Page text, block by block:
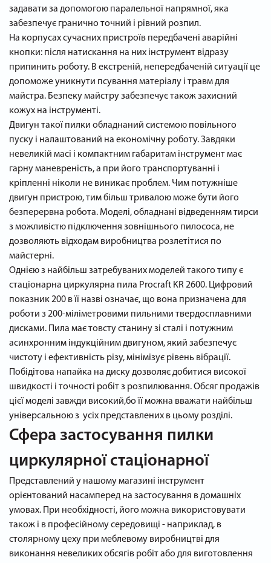
задавати за допомогою паралельної напрямної, яка
забезпечує гранично точний і рівний розпил.
На корпусах сучасних пристроїв передбачені аварійні
кнопки: після натискання на них інструмент відразу
припинить роботу. В екстреній, непередбаченій ситуації це
допоможе уникнути псування матеріалу і травм для
майстра. Безпеку майстру забезпечує також захисний
кожух на інструменті.
Двигун такої пилки обладнаний системою повільного
пуску і налаштований на економічну роботу. Завдяки
невеликій масі і компактним габаритам інструмент має
гарну маневреність, а при його транспортуванні і
кріпленні ніколи не виникає проблем. Чим потужніше
двигун пристрою, тим більш тривалою може бути його
безперервна робота. Моделі, обладнані відведенням тирси
з можливістю підключення зовнішнього пилососа, не
дозволяють відходам виробництва розлетітися по
майстерні.
Однією з найбільш затребуваних моделей такого типу є
стаціонарна циркулярна пила Procraft KR 2600. Цифровий
показник 200 в її назві означає, що вона призначена для
роботи з 200-міліметровими пильними твердосплавними
дисками. Пила має товсту станину зі сталі і потужним
асинхронним індукційним двигуном, який забезпечує
чистоту і ефективність різу, мінімізує рівень вібрації.
Побідітова напайка на диску дозволяє добитися високої
швидкості і точності робіт з розпилювання. Обсяг продажів
цієї моделі завжди високий,бо її можна вважати найбільш
універсальною з усіх представлених в цьому розділі.
Сфера застосування пилки
циркулярної стаціонарної
Представлений у нашому магазині інструмент
орієнтований насамперед на застосування в домашніх
умовах. При необхідності, його можна використовувати
також і в професійному середовищі - наприклад, в
столярному цеху при меблевому виробництві для
виконання невеликих обсягів робіт або для виготовлення